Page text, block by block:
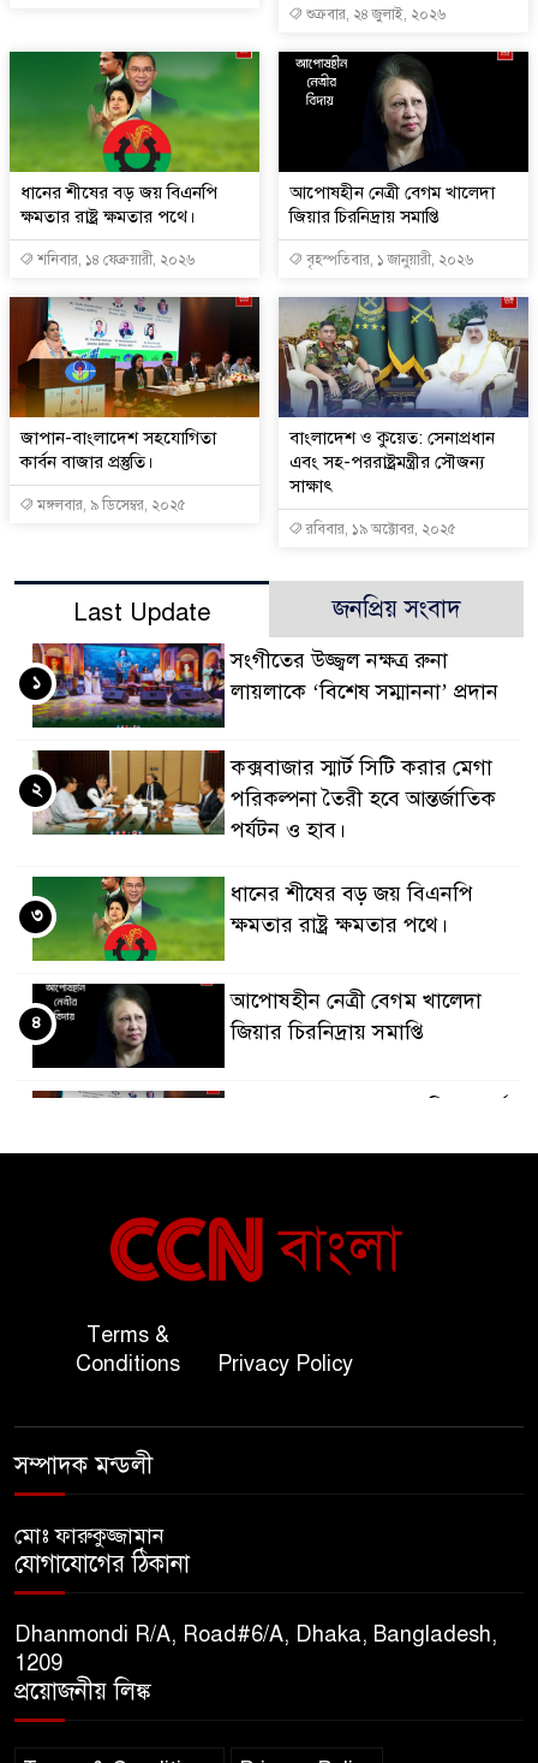
শুক্রবার, ২৪ জুলাই, ২০২৬
ধানের শীষের বড় জয় বিএনপি
ক্ষমতার রাষ্ট্র ক্ষমতার পথে।
শনিবার, ১৪ ফেব্রুয়ারী, ২০২৬
আপোষহীন নেত্রী বেগম খালেদা
জিয়ার চিরনিদ্রায় সমাপ্তি
বৃহস্পতিবার, ১ জানুয়ারী, ২০২৬
জাপান-বাংলাদেশ সহযোগিতা
কার্বন বাজার প্রস্তুতি।
মঙ্গলবার, ৯ ডিসেম্বর, ২০২৫
বাংলাদেশ ও কুয়েত: সেনাপ্রধান
এবং সহ-পররাষ্ট্রমন্ত্রীর সৌজন্য
সাক্ষাৎ
রবিবার, ১৯ অক্টোবর, ২০২৫
Last Update জনপ্রিয় সংবাদ
সংগীতের উজ্জ্বল নক্ষত্র রুনা
লায়লাকে ‘বিশেষ সম্মাননা’ প্রদান
১
কক্সবাজার স্মার্ট সিটি করার মেগা
পরিকল্পনা তৈরী হবে আন্তর্জাতিক
পর্যটন ও হাব।
২
ধানের শীষের বড় জয় বিএনপি
ক্ষমতার রাষ্ট্র ক্ষমতার পথে।
৩
আপোষহীন নেত্রী বেগম খালেদা
জিয়ার চিরনিদ্রায় সমাপ্তি
৪
জাপান-বাংলাদেশ সহযোগিতা কার্বন
বাংলাদেশ ও কুয়েত: সেনাপ্রধান এবং
সহ-পররাষ্ট্রমন্ত্রীর সৌজন্য সাক্ষাৎ
অতিরিক্ত পুলিশ মহাপরিদর্শক
বিপিআই-এর জ্বালানি প্রশিক্ষণ
৯
সুমাইয়া হারুন: মিস মাল্টিন্যাশনাল
১০
Terms &
Conditions
Privacy Policy
সম্পাদক মন্ডলী
মোঃ ফারুকুজ্জামান
যোগাযোগের ঠিকানা
Dhanmondi R/A, Road#6/A, Dhaka, Bangladesh,
1209
প্রয়োজনীয় লিঙ্ক